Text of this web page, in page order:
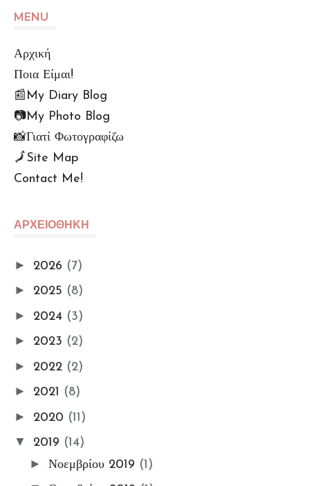
MENU
Αρχική
Ποια Είμαι!
📰My Diary Blog
📷My Photo Blog
📸Γιατί Φωτογραφίζω
🗾Site Map
Contact Me!
Πολu. Απορρήτου (GDPR)
📌Info Πρόσβασης e-
🔑Enter My e-Library
Οι ΦωτοΣυμμετοχές Μου
Ομαδικές Εκθέσεις
Εκθέσεις
My Portfolio
Gallery
ΦωτοΘέματα
📸My Instant Photo Moments
ΑΡΧΕΙΟΘΗΚΗ
► 2026 (7)
► 2025 (8)
► 2024 (3)
► 2023 (2)
► 2022 (2)
► 2021 (8)
► 2020 (11)
▼ 2019 (14)
► Νοεμβρίου 2019 (1)